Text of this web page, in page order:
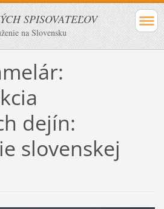
SPISOVATEĽOV
na Slovensku
dejín:
slovenskej